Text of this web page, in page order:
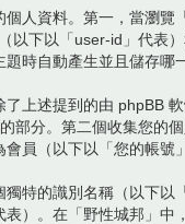
人資料。第一，當瀏
以下以「user-id」代表
時自動產生並且儲存哪
上述提到的由 phpBB
部分。第二個收集您的
員（以下以「您的帳號
特的識別名稱（以下
表）。在「野性城邦」